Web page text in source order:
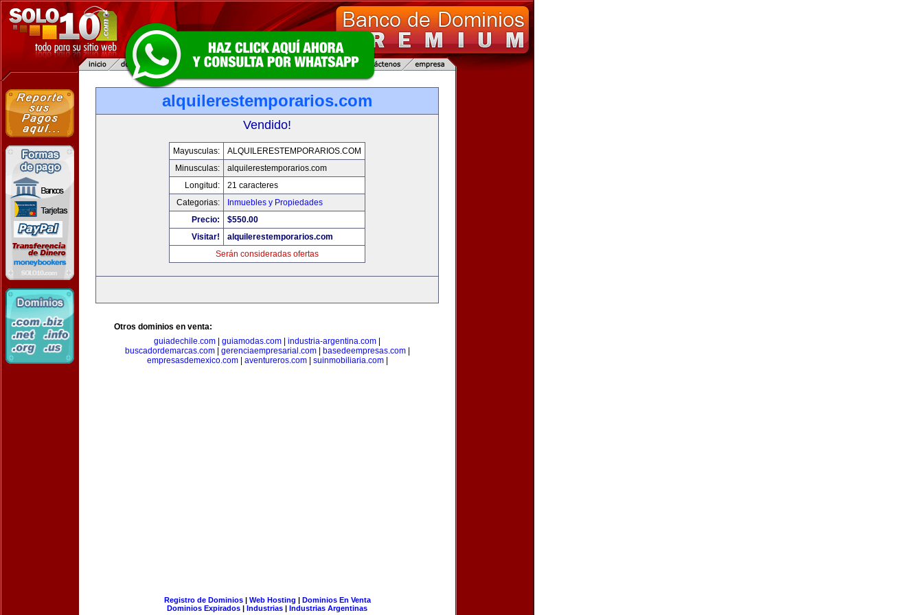
alquilerestemporarios.com
Vendido!
Mayusculas:
ALQUILERESTEMPORARIOS.COM
Minusculas:
alquilerestemporarios.com
Longitud:
21 caracteres
Categorias:
Inmuebles y Propiedades
Precio:
$550.00
Visitar!
alquilerestemporarios.com
Serán consideradas ofertas
Otros dominios en venta:
guiadechile.com
guiamodas.com industria-argentina.com
buscadordemarcas.com| gerenciaempresarial.com| basedeempresas.com|
empresasdemexico.com| aventureros.com| suinmobiliaria.com|
Registro de Dominios| Web Hosting | Dominios En Venta
Dominios Expirados | Industrias | Industrias Argentinas